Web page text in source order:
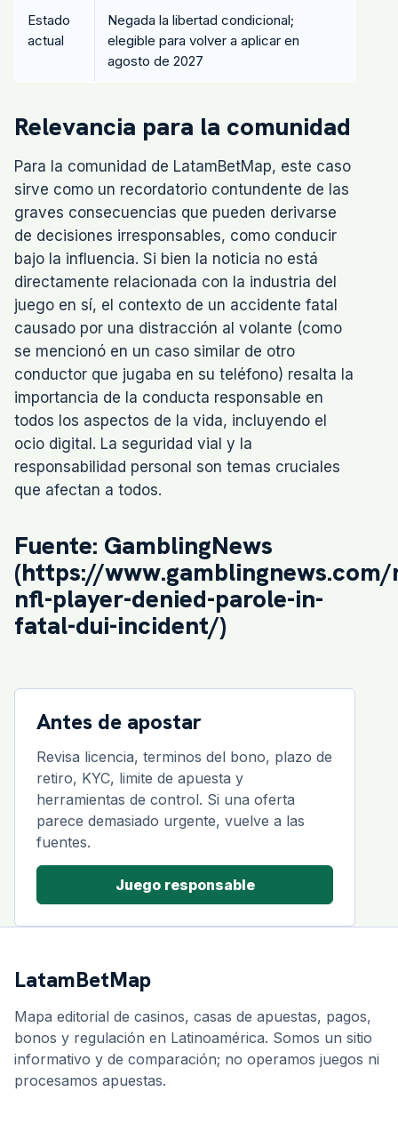
Estado
actual
Negada la libertad condicional;
elegible para volver a aplicar en
agosto de 2027
Relevancia para la comunidad
Para la comunidad de LatamBetMap, este caso
sirve como un recordatorio contundente de las
graves consecuencias que pueden derivarse
de decisiones irresponsables, como conducir
bajo la influencia. Si bien la noticia no está
directamente relacionada con la industria del
juego en sí, el contexto de un accidente fatal
causado por una distracción al volante (como
se mencionó en un caso similar de otro
conductor que jugaba en su teléfono) resalta la
importancia de la conducta responsable en
todos los aspectos de la vida, incluyendo el
ocio digital. La seguridad vial y la
responsabilidad personal son temas cruciales
que afectan a todos.
Fuente: GamblingNews
(https://
nfl-player-denied-parole-in-
fatal-dui-incident/)
Antes de apostar
Revisa licencia, terminos del bono, plazo de
retiro, KYC, limite de apuesta y
herramientas de control. Si una oferta
parece demasiado urgente, vuelve a las
fuentes.
Juego responsable
LatamBetMap
Mapa editorial de casinos, casas de apuestas, pagos,
bonos y regulación en Latinoamérica. Somos un sitio
informativo y de comparación; no operamos juegos ni
procesamos apuestas.